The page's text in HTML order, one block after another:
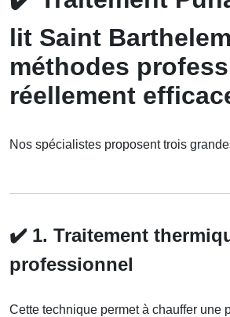
lit Saint
méthodes
réellement
Nos spécialistes proposent trois
✔️ 1. Traitement
professionnel
Cette technique permet à chauffer une